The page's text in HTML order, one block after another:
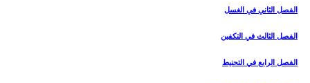
الفصل الثاني في الغسل
الفصل الثالث في التكفين
الفصل الرابع‏ في التحنيط